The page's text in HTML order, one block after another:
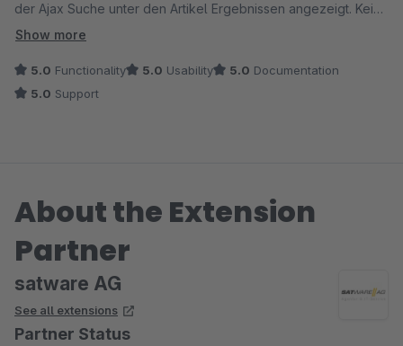
der Ajax Suche unter den Artikel Ergebnissen angezeigt. Keine
Kompromisse mehr wie mit den bisherigen Plugins die
hervorzuheben ist das dieses Plugin auch mit der Premium
Suche von Shopware tadellos funktioniert ich würde sogar
das einzige was wirklich funktioniert :) TOP, TOP, TOP, Vielen
Dank dafür an das SATAG Team!
Show more
5.0 Functionality 5.0 Usability 5.0 Documentation
5.0 Support
About the Extension
Partner
satware AG
See all extensions
Partner Status